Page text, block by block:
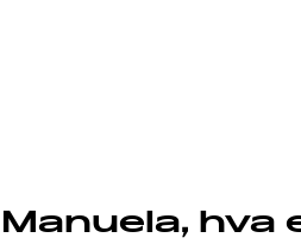
Manuela, hva